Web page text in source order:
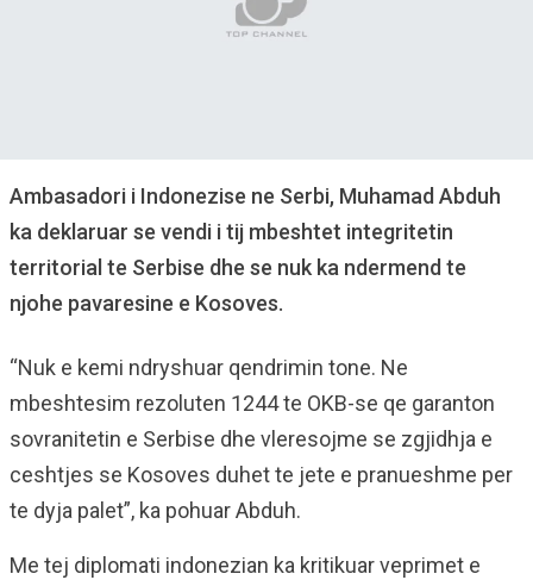
Ambasadori i Indonezise ne Serbi, Muhamad Abduh
ka deklaruar se vendi i tij mbeshtet integritetin
territorial te Serbise dhe se nuk ka ndermend te
njohe pavaresine e Kosoves.
“Nuk e kemi ndryshuar qendrimin tone. Ne
mbeshtesim rezoluten 1244 te OKB-se qe garanton
sovranitetin e Serbise dhe vleresojme se zgjidhja e
ceshtjes se Kosoves duhet te jete e pranueshme per
te dyja palet”, ka pohuar Abduh.
Me tej diplomati indonezian ka kritikuar veprimet e